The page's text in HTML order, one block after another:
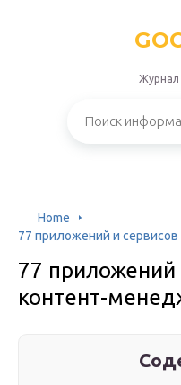
Журнал
Home
77 приложений и
77 приложений
контент-